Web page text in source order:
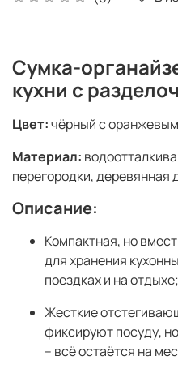
Сумка-
кухни с
Цвет:чёрный с
Материал:
перегородки, деревянная
Описание:
Компактная, но
для хранения
поездках и на отдыхе;
Жесткие
фиксируют посуду,
– всё остаётся на